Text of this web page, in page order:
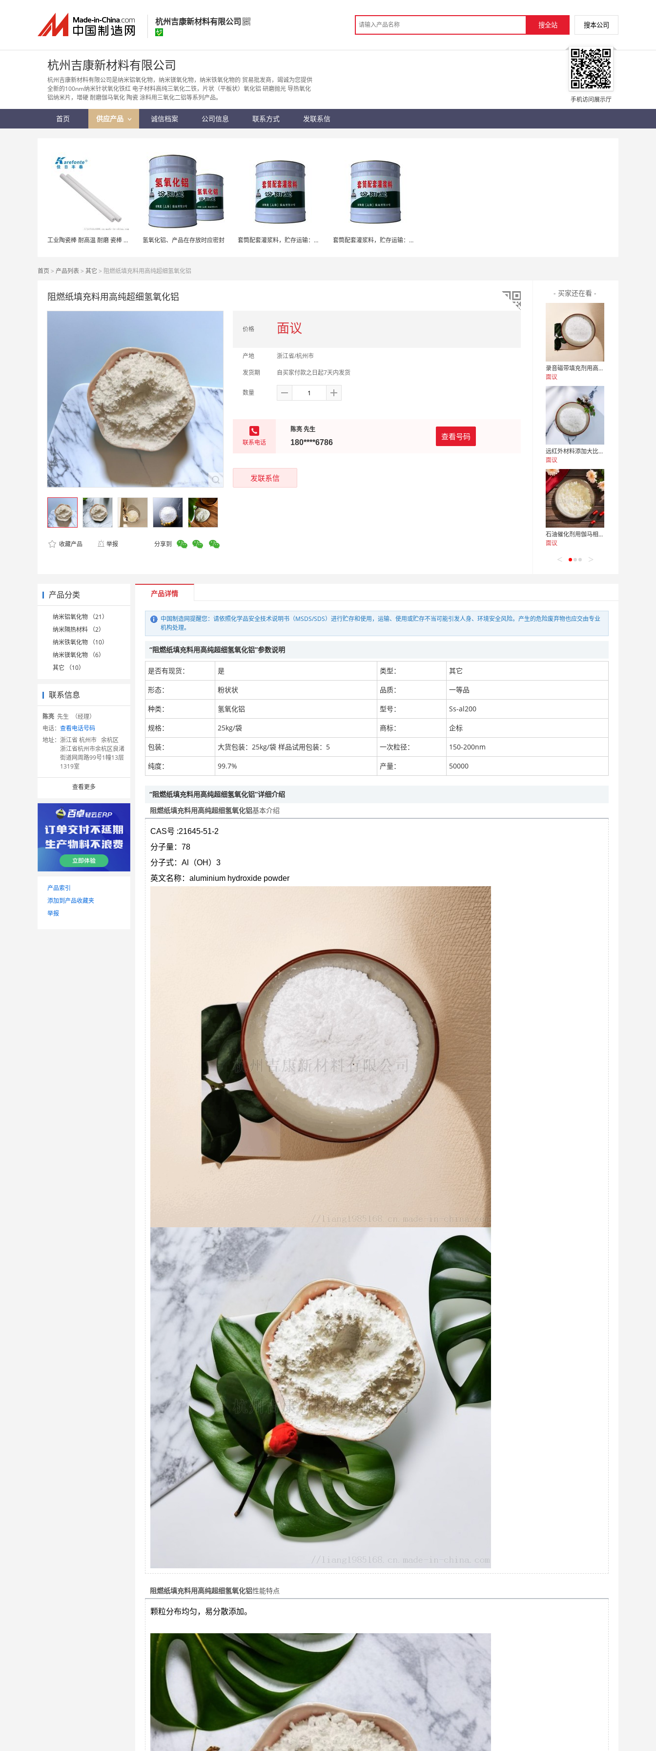
杭州吉康新材料有限公司
杭州吉康新材料有限公司
经营模式： 贸易批发
所在地区： 浙江省 杭州市
认证信息：
身份认证
手机访问展示厅
杭州吉康新材料有限公司
杭州吉康新材料有限公司是纳米铝氧化物，纳米镁氧化物，纳米铁氧化物的 贸易批发商，竭诚为您提供
全新的100nm纳米针状氧化铁红 电子材料高纯三氧化二铁，片状（平板状）氧化铝 研磨抛光 导热氧化
铝纳米片，增硬 耐磨伽马氧化 陶瓷 涂料用三氧化二铝等系列产品。
手机访问展示厅
首页 供应产品 诚信档案 公司信息 联系方式 发联系信
工业陶瓷棒 耐高温 耐磨 瓷棒 氧化铝 氢氧化铝、产品在存放时应密封 套筒配套灌浆料，贮存运输：运输中不得碰撞 套筒配套灌浆料，贮存运输：运输中不得碰撞
首页> 产品列表> 其它 > 阻燃纸填充料用高纯超细氢氧化铝
阻燃纸填充料用高纯超细氢氧化铝 - 买家还在看 -
录音磁带填充剂用高纯纳米三氧化二铝
面议
远红外材料添加大比表高活性伽马纳米三氧化二铝
面议
石油催化剂用伽马相高活性10纳米氧化铝
面议
提高荧光粉发光率添加短纤维雏形纳米活性氧化铝
热熔胶添加耐高温绝缘纳米氧化铝
< >
收藏产品 举报 分享到
价格 面议
产地
浙江省/杭州市
发货期
自买家付款之日起7天内发货
数量
联系电话
陈亮 先生
180****6786
查看号码
发联系信
产品分类
纳米铝氧化物 （21）
纳米隔热材料 （2）
纳米铁氧化物 （10）
纳米镁氧化物 （6）
其它 （10）
联系信息
陈亮 先生 （经理）
电话： 查看电话号码
地址： 浙江省 杭州市 余杭区
浙江省杭州市余杭区良渚
街道网周路99号1幢13层
1319室
查看更多
产品索引
添加到产品收藏夹
举报
产品详情
中国制造网提醒您：请依照化学品安全技术说明书（MSDS/SDS）进行贮存和使用，运输、使用或贮存不当可能引发人身、环境安全风险。产生的危险废弃物也应交由专业
机构处理。
“阻燃纸填充料用高纯超细氢氧化铝”参数说明
是否有现货： 是 类型： 其它
形态： 粉状状 品质： 一等品
种类： 氢氧化铝 型号： Ss-al200
规格： 25kg/袋 商标： 企标
包装： 大货包装：25kg/袋 样品试用包装：5 一次粒径： 150-200nm
纯度： 99.7% 产量： 50000
“阻燃纸填充料用高纯超细氢氧化铝”详细介绍
阻燃纸填充料用高纯超细氢氧化铝基本介绍
CAS号 :21645-51-2
分子量： 78
分子式： Al （OH ） 3
英文名称： aluminium hydroxide powder
阻燃纸填充料用高纯超细氢氧化铝性能特点
颗粒分布均匀，易分散添加。